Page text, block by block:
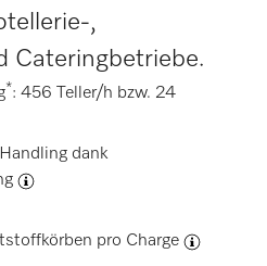
,
Cateringbetriebe.
*: 456 Teller/h bzw. 24
dank
pro Charge